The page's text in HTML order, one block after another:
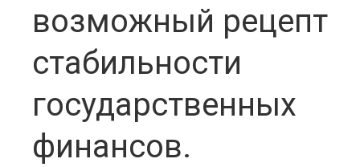
возможный рецепт
стабильности
государственных
финансов.